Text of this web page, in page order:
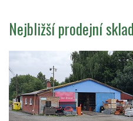
Nejbližší prodejní sklad